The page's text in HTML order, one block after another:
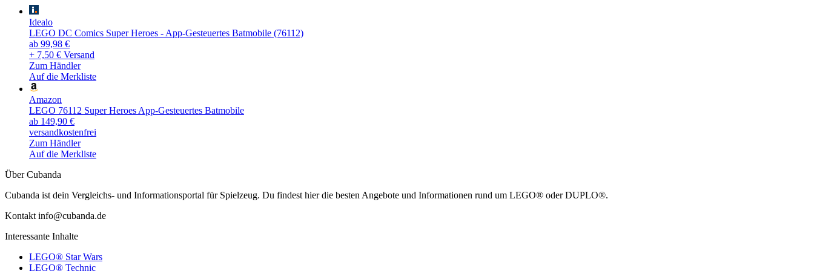
Idealo
LEGO DC Comics Super Heroes - App-Gesteuertes Batmobile (76112)
ab 99,98 €
+ 7,50 € Versand
Zum Händler
Auf die Merkliste
Amazon
LEGO 76112 Super Heroes App-Gesteuertes Batmobile
ab 149,90 €
versandkostenfrei
Zum Händler
Auf die Merkliste
Über Cubanda
Cubanda ist dein Vergleichs- und Informationsportal für Spielzeug. Du findest hier die besten Angebote und Informationen rund um LEGO® oder DUPLO®.
Kontakt info@cubanda.de
Interessante Inhalte
LEGO® Star Wars
LEGO® Technic